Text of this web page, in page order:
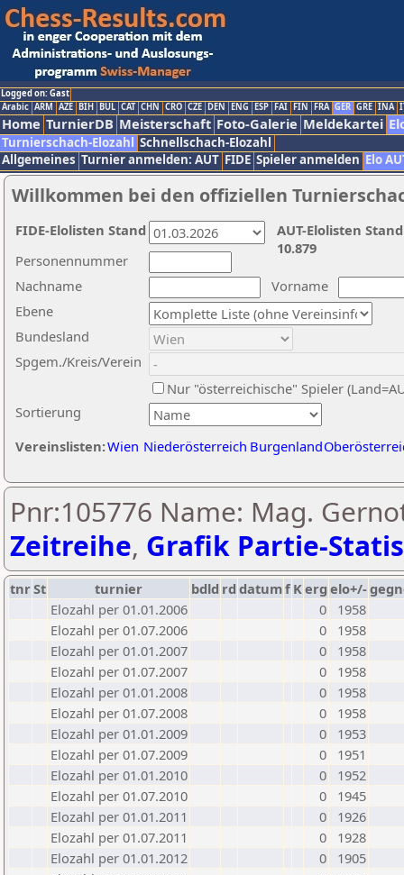
Logged on: Gast
Arabic ARM AZE BIH BUL CAT CHN CRO CZE DEN ENG ESP FAI FIN FRA GER GRE INA
Home TurnierDB Meisterschaft Foto-Galerie Meldekartei
Turnierschach-Elozahl Schnellschach-Elozahl
Allgemeines Turnier anmelden: AUT FIDE Spieler anmelden Elo
Willkommen bei den offiziellen
Nachname
Vorname
Ebene
Sortierung
Personennummer
Bundesland
Spgem./Kreis/Verein
Nur "österreichische" Spieler
Vereinslisten:Wien Niederösterreich Burgenland
AUT-Elolisten
10.879
FIDE-Elolisten Stand
Pnr:105776 Name: Mag.
Zeitreihe, Grafik Partie-
tnrSt turnier bdld rd datumf Kerg elo+/-
Elozahl per 01.01.2006
0
1958
Elozahl per 01.07.2006
0
1958
Elozahl per 01.01.2007
0
1958
Elozahl per 01.07.2007
0
1958
Elozahl per 01.01.2008
0
1958
Elozahl per 01.07.2008
0
1958
Elozahl per 01.01.2009
0
1953
Elozahl per 01.07.2009
0
1951
Elozahl per 01.01.2010
0
1952
Elozahl per 01.07.2010
0
1945
Elozahl per 01.01.2011
0
1926
Elozahl per 01.07.2011
0
1928
Elozahl per 01.01.2012
0
1905